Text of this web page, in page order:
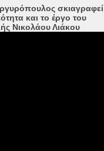
σκιαγραφεί
και το έργο του
Νικολάου Λιάκου